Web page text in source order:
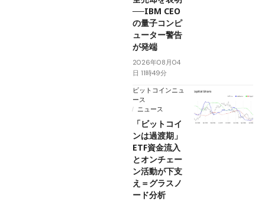
──IBM CEO
の量子コンピ
ューター警告
が発端
2026年08月04
日 11時49分
ビットコインニュ
ース
ニュース
「ビットコイ
ンは過渡期」
ETF資金流入
とオンチェー
ン活動が下支
え＝グラスノ
ード分析